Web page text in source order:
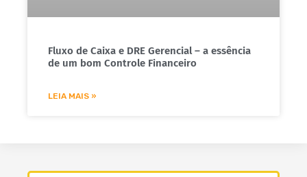
Fluxo de Caixa e DRE Gerencial – a essência
de um bom Controle Financeiro
LEIA MAIS »